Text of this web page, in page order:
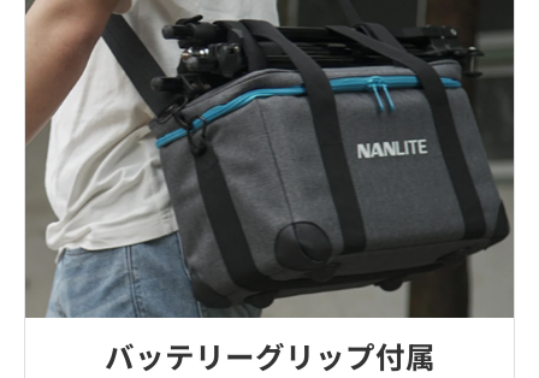
バッテリーグリップ付属